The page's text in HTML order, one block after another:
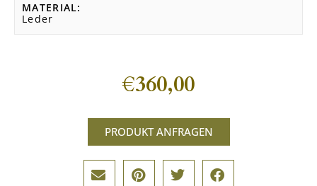
MATERIAL
Leder
€360,00
PRODUKT ANFRAGEN